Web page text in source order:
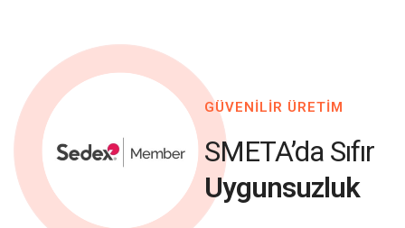
GÜVENİLİR ÜRETİM
SMETA’da Sıfır
Uygunsuzluk